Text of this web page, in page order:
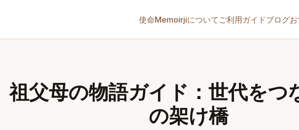
使命Memoirjiについて ご利用ガイドブログ
祖父母の物語ガイド：世代をつ
の架け橋